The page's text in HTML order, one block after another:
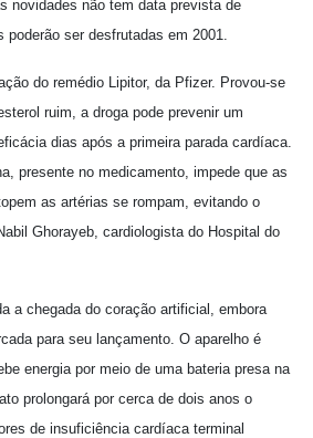
novidades não tem data prevista de
poderão ser desfrutadas em 2001.
do remédio Lipitor, da Pfizer. Provou-se
ruim, a droga pode prevenir um
dias após a primeira parada cardíaca.
presente no medicamento, impede que as
as artérias se rompam, evitando o
Ghorayeb, cardiologista do Hospital do
a chegada do coração artificial, embora
para seu lançamento. O aparelho é
energia por meio de uma bateria presa na
prolongará por cerca de dois anos o
de insuficiência cardíaca terminal